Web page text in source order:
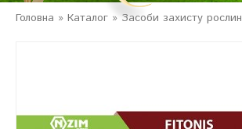
Головна » Каталог » Засоби захисту рослин